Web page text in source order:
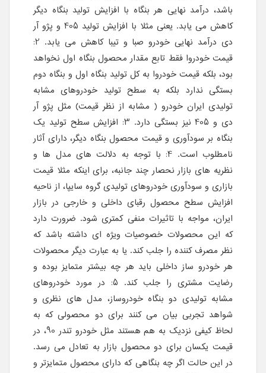
باشد، درآمد نهایی هر بنگاه با افزایش تولید بنگاه دیگر
کاهش می یابد. یعنی مثلا با افزایش تولید 405 و پژو آر
دی درآمد نهایی خودرو صبا و تیبا کاهش می یابد. 2:
قیمت خودروا فقط تابع مقدار محصول بنگاه اول نخواهد
بود، بلکه قیمت خودروا به کل تولید بنگاه اول و بنگاه دوم
بستگی ندارد بلکه به سطح تولید خودروهای مشابه
تولیدی ایران خودرو ( مشابه از نظر قیمت) مثل پژو آر
دی و 405 نیز بستگی دارد. 3: افزایش سطح تولید یک
بنگاه بر سودآوری و قیمت محصول بنگاه دیگر، دارای آثار
نامطلوب است. 4: با توجه به دلالت های مدل ها و
نظریه های بازار نحصار چند جانبه، برای اینکه مثلا قیمت
بازاری و سودآوری خودروهای تولیدی گروه سایپا، از ناحیه
افزایش سطح محصول رقبای داخلی و خارجی در بازار
ایران، مواجه با تاثیرات منفی کمتری شود. ضرورت دارد
که این محصولات خصوصیات ویژه ای داشته باشد که
نظر مصرف کننده را جلب کند. یا به عبارت دیگر محصولات
هر خودرو ساز داخلی باید هر چه بیشتر متمایز بوده و
رضایت مشتری را جلب کند. 5: در مورد خودروهای
مشابه تولیدی دو بنگاه خودروساز، مدل های نظری و
شواهد تجربی بیان می کنند برای دو محصولی که به
لحاظ کیفی نزدیک به هم هستند مثل خودرو تندر 90، در
قیمت یکسان برای دو محصول بازار به تعادل می رسد.
در این حالت اگر چه بنگاهی که دارای محصول متمایزتر و